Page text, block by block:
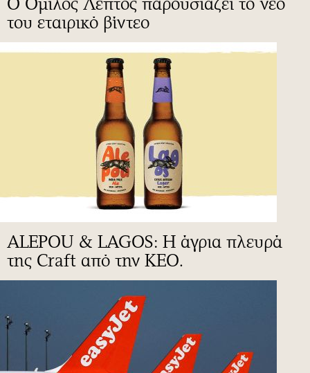
του εταιρικό βίντεο
ALEPOU & LAGOS: Η άγρια πλευρά
της Craft από την ΚΕΟ.